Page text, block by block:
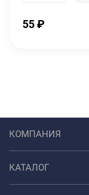
55₽
КОМПАНИЯ
КАТАЛОГ